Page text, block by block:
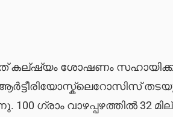
ഇത് കല്ഷ്യം ശോഷണം
ഗ്രാം വാഴപ്പഴത്തിൽ 32